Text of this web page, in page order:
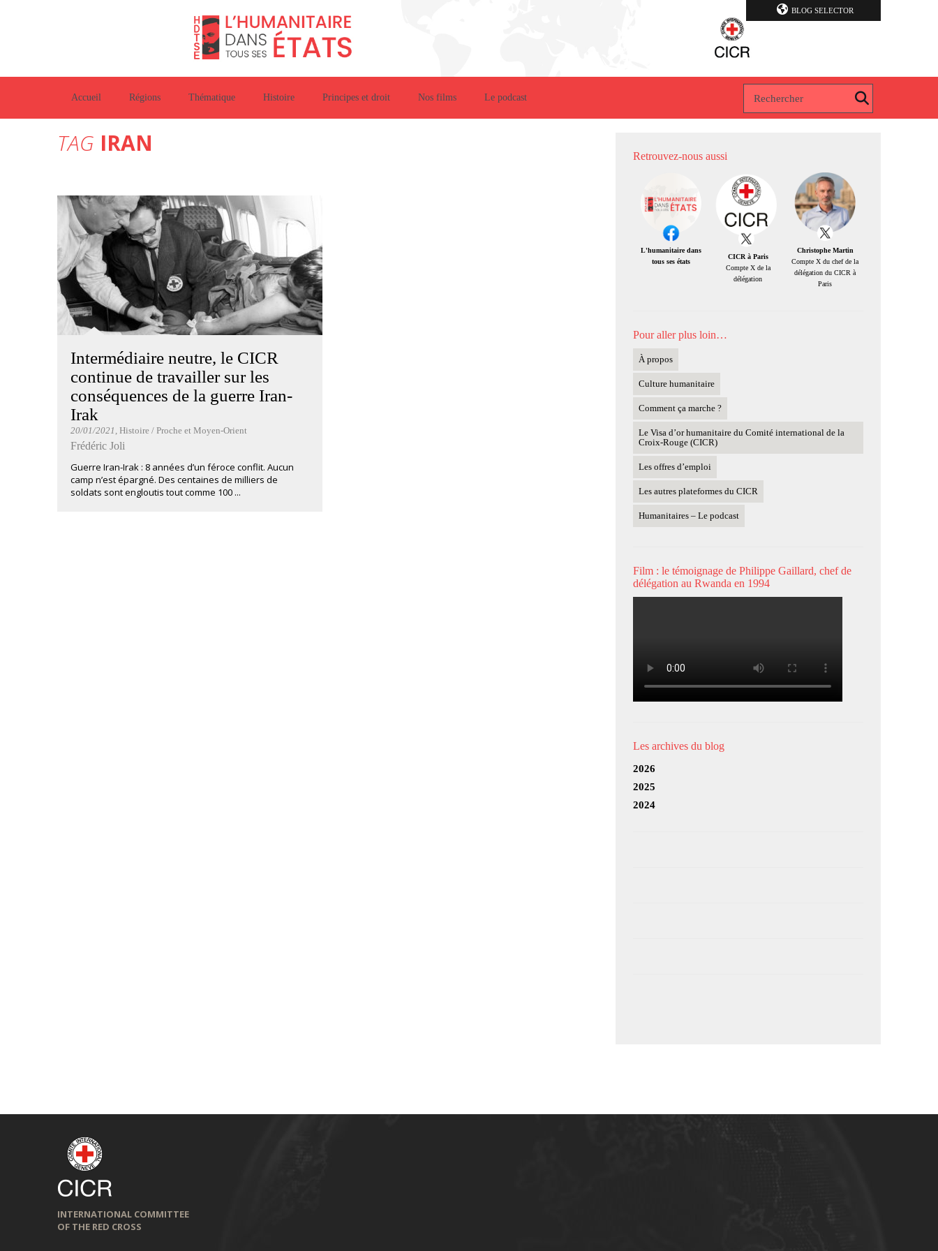
BLOG SELECTOR
Accueil Régions Thématique Histoire Principes et droit Nos films Le podcast
TAG IRAN
Intermédiaire neutre, le CICR
continue de travailler sur les
conséquences de la guerre Iran-
Irak
20/01/2021 , Histoire / Proche et Moyen-Orient
Frédéric Joli
Guerre Iran-Irak : 8 années d’un féroce conflit. Aucun
camp n’est épargné. Des centaines de milliers de
soldats sont engloutis tout comme 100 ...
Retrouvez-nous aussi
L'humanitaire dans
tous ses états
CICR à Paris
Compte X de la
délégation
Christophe Martin
Compte X du chef de la
délégation du CICR à
Paris
Pour aller plus loin…
À propos
Culture humanitaire
Comment ça marche ?
Le Visa d’or humanitaire du Comité international de la
Croix-Rouge (CICR)
Les offres d’emploi
Les autres plateformes du CICR
Humanitaires – Le podcast
Film : le témoignage de Philippe Gaillard, chef de
délégation au Rwanda en 1994
Les archives du blog
2026
2025
2024
INTERNATIONAL COMMITTEE
OF THE RED CROSS